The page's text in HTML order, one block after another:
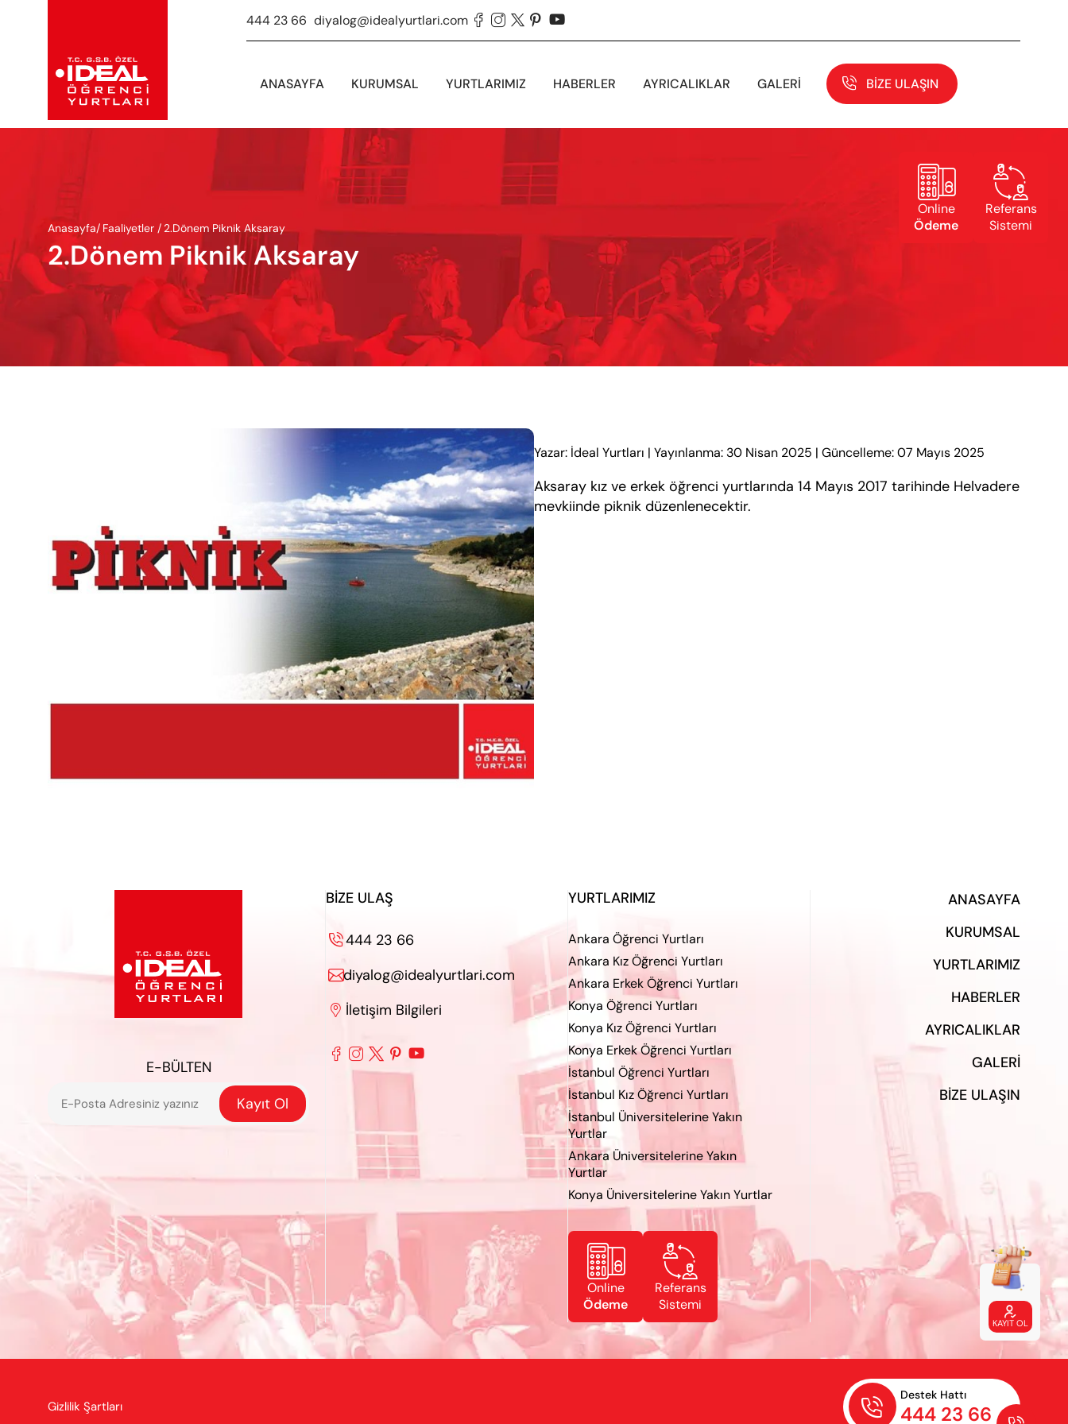
444 23 66 diyalog@idealyurtlari.com     
ANASAYFA KURUMSAL YURTLARIMIZ HABERLER AYRICALIKLAR GALERI BIZE ULAŞIN
Anasayfa/ Faaliyetler / 2.Dönem Piknik Aksaray
2.Dönem Piknik Aksaray

Online
Ödeme

Referans
Sistemi

KAYIT OL
Yazar: İdeal Yurtları | Yayınlanma: 30 Nisan 2025 | Güncelleme: 07 Mayıs 2025
Aksaray kız ve erkek öğrenci yurtlarında 14 Mayıs 2017 tarihinde Helvadere
mevkiinde piknik düzenlenecektir.
E-BÜLTEN
Kayıt Ol
BIZE ULAŞ
444 23 66
diyalog@idealyurtlari.com
 İletişim Bilgileri
    
YURTLARIMIZ
Ankara Öğrenci Yurtları
Ankara Kız Öğrenci Yurtları
Ankara Erkek Öğrenci Yurtları
Konya Öğrenci Yurtları
Konya Kız Öğrenci Yurtları
Konya Erkek Öğrenci Yurtları
İstanbul Öğrenci Yurtları
İstanbul Kız Öğrenci Yurtları
İstanbul Üniversitelerine Yakın
Yurtlar
Ankara Üniversitelerine Yakın
Yurtlar
Konya Üniversitelerine Yakın Yurtlar

Online
Ödeme

Referans
Sistemi
ANASAYFA
KURUMSAL
YURTLARIMIZ
HABERLER
AYRICALIKLAR
GALERI
BIZE ULAŞIN
Gizlilik Şartları 
Destek Hattı
444 23 66